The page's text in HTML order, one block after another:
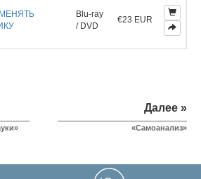
Blu-ray
/ DVD
€23 EUR
Далее »
«Самоанализ»